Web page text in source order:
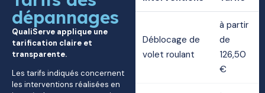
dépannages
QualiServe applique une
tarification claire et
transparente.
Les tarifs indiqués concernent
les interventions réalisées en
Déblocage de
volet roulant
à partir
de
126,50
€